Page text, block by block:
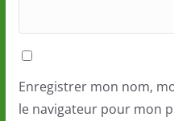
Enregistrer mon nom,
le navigateur pour mon